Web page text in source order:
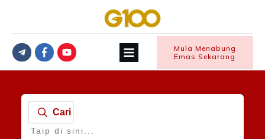
Mula Menabung
Emas Sekarang
Cari